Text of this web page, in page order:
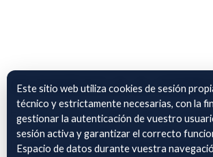
OLIVAR S.C.A. A.
El archivo adjunto contiene información
correspondiente a parcelas de cultivo de
identificación SIGPAC mediante polígono,
Este sitio web utiliza cookies de sesión
técnico y estrictamente necesarias, con la
gestionar la autenticación de vuestro
sesión activa y garantizar el correcto
Espacio de datos durante vuestra